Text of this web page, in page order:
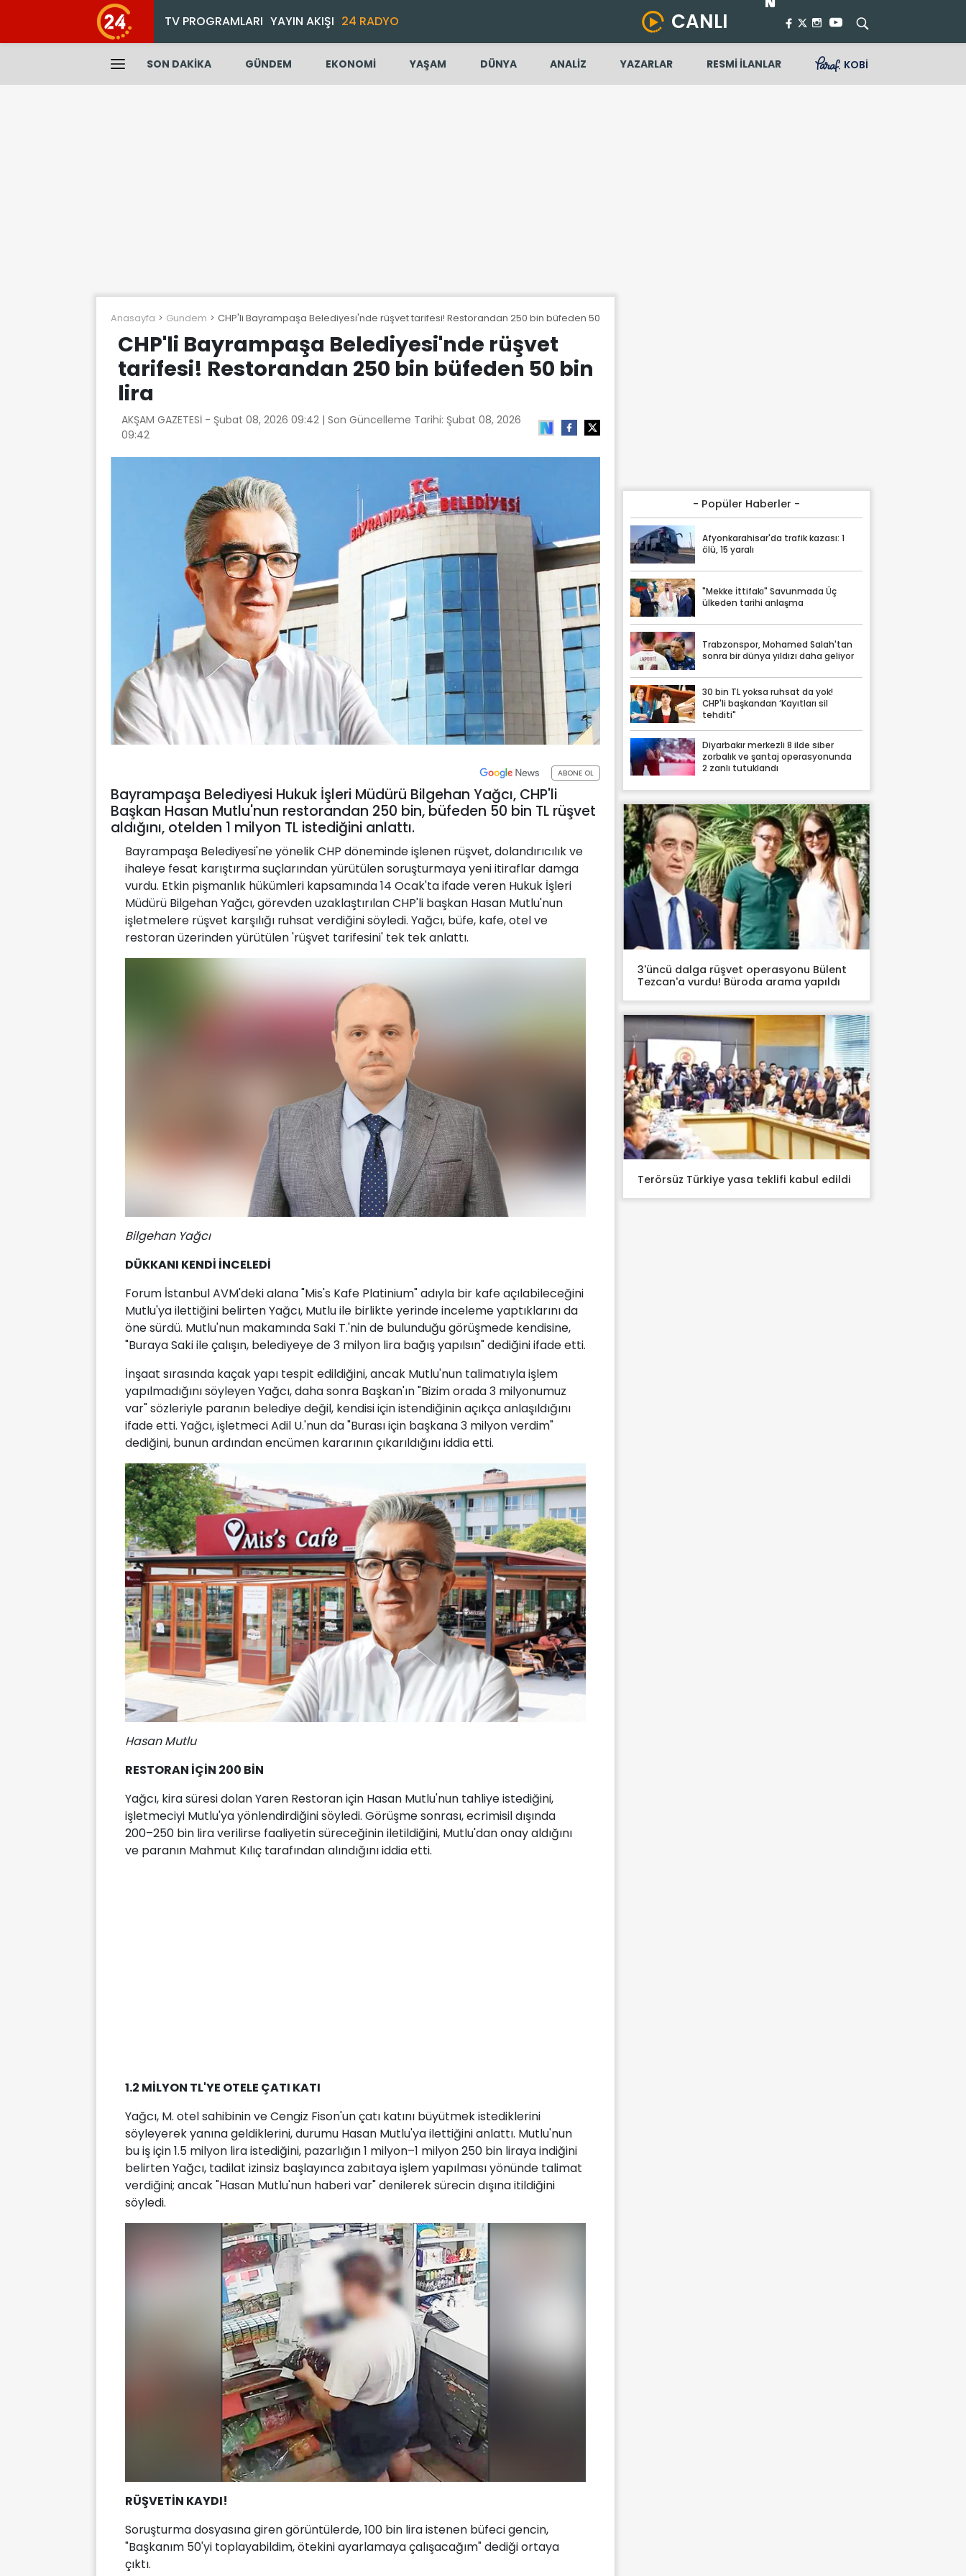
TV PROGRAMLARI YAYIN AKIŞI 24 RADYO CANLI
SON DAKİKA GÜNDEM EKONOMİ YAŞAM DÜNYA ANALİZ YAZARLAR RESMİ İLANLAR KOBİ
Anasayfa Gundem CHP'li Bayrampaşa Belediyesi'nde rüşvet tarifesi! Restorandan 250 bin büfeden 50 bin lira
CHP'li Bayrampaşa Belediyesi'nde rüşvet
tarifesi! Restorandan 250 bin büfeden 50 bin
lira
AKŞAM GAZETESİ - Şubat 08, 2026 09:42 | Son Güncelleme Tarihi: Şubat 08, 2026
09:42
ABONE OL
Bayrampaşa Belediyesi Hukuk İşleri Müdürü Bilgehan Yağcı, CHP'li
Başkan Hasan Mutlu'nun restorandan 250 bin, büfeden 50 bin TL rüşvet
aldığını, otelden 1 milyon TL istediğini anlattı.
Bayrampaşa Belediyesi'ne yönelik CHP döneminde işlenen rüşvet, dolandırıcılık ve
ihaleye fesat karıştırma suçlarından yürütülen soruşturmaya yeni itiraflar damga
vurdu. Etkin pişmanlık hükümleri kapsamında 14 Ocak'ta ifade veren Hukuk İşleri
Müdürü Bilgehan Yağcı, görevden uzaklaştırılan CHP'li başkan Hasan Mutlu'nun
işletmelere rüşvet karşılığı ruhsat verdiğini söyledi. Yağcı, büfe, kafe, otel ve
restoran üzerinden yürütülen 'rüşvet tarifesini' tek tek anlattı.
Bilgehan Yağcı
DÜKKANI KENDİ İNCELEDİ
Forum İstanbul AVM'deki alana "Mis's Kafe Platinium" adıyla bir kafe açılabileceğini
Mutlu'ya ilettiğini belirten Yağcı, Mutlu ile birlikte yerinde inceleme yaptıklarını da
öne sürdü. Mutlu'nun makamında Saki T.'nin de bulunduğu görüşmede kendisine,
"Buraya Saki ile çalışın, belediyeye de 3 milyon lira bağış yapılsın" dediğini ifade etti.
İnşaat sırasında kaçak yapı tespit edildiğini, ancak Mutlu'nun talimatıyla işlem
yapılmadığını söyleyen Yağcı, daha sonra Başkan'ın "Bizim orada 3 milyonumuz
var" sözleriyle paranın belediye değil, kendisi için istendiğinin açıkça anlaşıldığını
ifade etti. Yağcı, işletmeci Adil U.'nun da "Burası için başkana 3 milyon verdim"
dediğini, bunun ardından encümen kararının çıkarıldığını iddia etti.
Hasan Mutlu
RESTORAN İÇİN 200 BİN
Yağcı, kira süresi dolan Yaren Restoran için Hasan Mutlu'nun tahliye istediğini,
işletmeciyi Mutlu'ya yönlendirdiğini söyledi. Görüşme sonrası, ecrimisil dışında
200–250 bin lira verilirse faaliyetin süreceğinin iletildiğini, Mutlu'dan onay aldığını
ve paranın Mahmut Kılıç tarafından alındığını iddia etti.
1.2 MİLYON TL'YE OTELE ÇATI KATI
Yağcı, M. otel sahibinin ve Cengiz Fison'un çatı katını büyütmek istediklerini
söyleyerek yanına geldiklerini, durumu Hasan Mutlu'ya ilettiğini anlattı. Mutlu'nun
bu iş için 1.5 milyon lira istediğini, pazarlığın 1 milyon–1 milyon 250 bin liraya indiğini
belirten Yağcı, tadilat izinsiz başlayınca zabıtaya işlem yapılması yönünde talimat
verdiğini; ancak "Hasan Mutlu'nun haberi var" denilerek sürecin dışına itildiğini
söyledi.
RÜŞVETİN KAYDI!
Soruşturma dosyasına giren görüntülerde, 100 bin lira istenen büfeci gencin,
"Başkanım 50'yi toplayabildim, ötekini ayarlamaya çalışacağım" dediği ortaya
çıktı.
- Popüler Haberler -
Afyonkarahisar'da trafik kazası: 1
ölü, 15 yaralı
"Mekke İttifakı" Savunmada Üç
ülkeden tarihi anlaşma
Trabzonspor, Mohamed Salah'tan
sonra bir dünya yıldızı daha geliyor
30 bin TL yoksa ruhsat da yok!
CHP'li başkandan ‘Kayıtları sil
tehditi"
Diyarbakır merkezli 8 ilde siber
zorbalık ve şantaj operasyonunda
2 zanlı tutuklandı
3'üncü dalga rüşvet operasyonu Bülent
Tezcan'a vurdu! Büroda arama yapıldı
Terörsüz Türkiye yasa teklifi kabul edildi